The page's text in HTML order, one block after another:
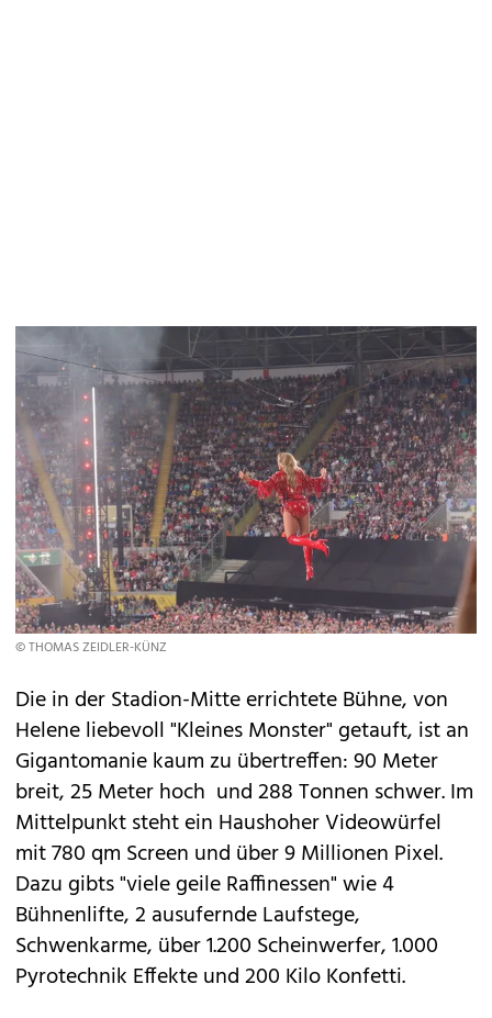
© THOMAS ZEIDLER-KÜNZ
Die in der Stadion-Mitte errichtete Bühne, von
Helene liebevoll "Kleines Monster" getauft, ist an
Gigantomanie kaum zu übertreffen: 90 Meter
breit, 25 Meter hoch und 288 Tonnen schwer. Im
Mittelpunkt steht ein Haushoher Videowürfel
mit 780 qm Screen und über 9 Millionen Pixel.
Dazu gibts "viele geile Raffinessen" wie 4
Bühnenlifte, 2 ausufernde Laufstege,
Schwenkarme, über 1.200 Scheinwerfer, 1.000
Pyrotechnik Effekte und 200 Kilo Konfetti.